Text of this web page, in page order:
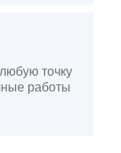
точку
работы